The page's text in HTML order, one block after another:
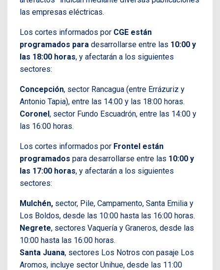
las empresas eléctricas.
Los cortes informados por CGE están
programados para desarrollarse entre las 10:00 y
las 18:00 horas, y afectarán a los siguientes
sectores:
Concepción, sector Rancagua (entre Errázuriz y
Antonio Tapia), entre las 14:00 y las 18:00 horas.
Coronel, sector Fundo Escuadrón, entre las 14:00 y
las 16:00 horas.
Los cortes informados por Frontel están
programados para desarrollarse entre las 10:00 y
las 17:00 horas, y afectarán a los siguientes
sectores:
Mulchén, sector, Pile, Campamento, Santa Emilia y
Los Boldos, desde las 10:00 hasta las 16:00 horas.
Negrete, sectores Vaquería y Graneros, desde las
10:00 hasta las 16:00 horas.
Santa Juana, sectores Los Notros con pasaje Los
Aromos, incluye sector Unihue, desde las 11:00